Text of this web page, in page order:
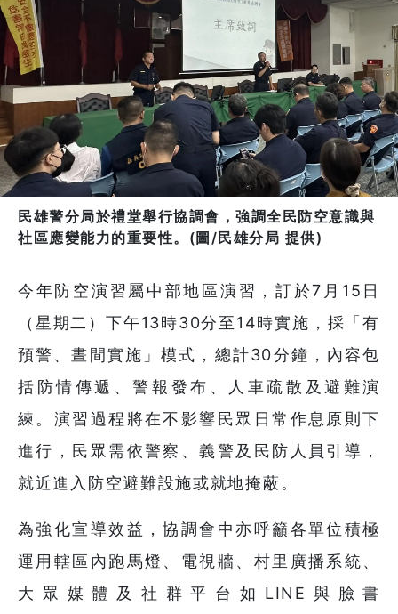
民雄警分局於禮堂舉行協調會，強調全民防空意識與
社區應變能力的重要性。(圖/民雄分局 提供)
今年防空演習屬中部地區演習，訂於7月15日
（星期二）下午13時30分至14時實施，採「有
預警、晝間實施」模式，總計30分鐘，內容包
括防情傳遞、警報發布、人車疏散及避難演
練。演習過程將在不影響民眾日常作息原則下
進行，民眾需依警察、義警及民防人員引導，
就近進入防空避難設施或就地掩蔽。
為強化宣導效益，協調會中亦呼籲各單位積極
運用轄區內跑馬燈、電視牆、村里廣播系統、
大眾媒體及社群平台如LINE與臉書